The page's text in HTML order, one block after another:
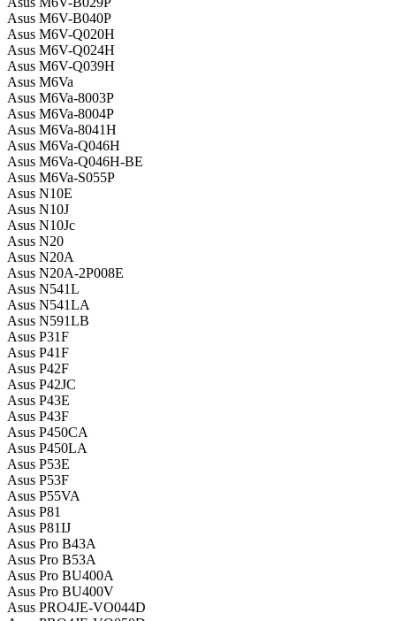
Asus M6V-B040P
Asus M6V-Q020H
Asus M6V-Q024H
Asus M6V-Q039H
Asus M6Va
Asus M6Va-8003P
Asus M6Va-8004P
Asus M6Va-8041H
Asus M6Va-Q046H
Asus M6Va-Q046H-BE
Asus M6Va-S055P
Asus N10E
Asus N10J
Asus N10Jc
Asus N20
Asus N20A
Asus N20A-2P008E
Asus N541L
Asus N541LA
Asus N591LB
Asus P31F
Asus P41F
Asus P42F
Asus P42JC
Asus P43E
Asus P43F
Asus P450CA
Asus P450LA
Asus P53E
Asus P53F
Asus P55VA
Asus P81
Asus P81IJ
Asus Pro B43A
Asus Pro B53A
Asus Pro BU400A
Asus Pro BU400V
Asus PRO4JE-VO044D